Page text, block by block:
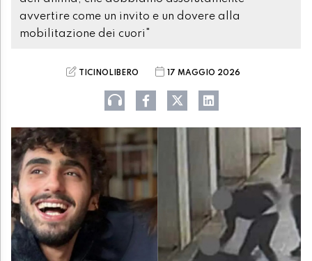
avvertire come un invito e un dovere alla
mobilitazione dei cuori"
TICINOLIBERO 17 MAGGIO 2026